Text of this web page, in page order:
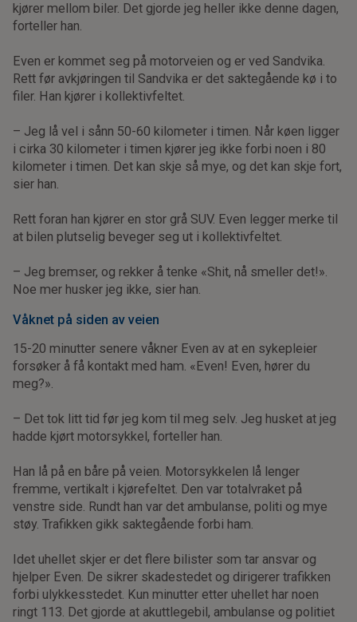
kjører mellom biler. Det gjorde jeg heller ikke denne dagen,
forteller han.
Even er kommet seg på motorveien og er ved Sandvika.
Rett før avkjøringen til Sandvika er det saktegående kø i to
filer. Han kjører i kollektivfeltet.
– Jeg lå vel i sånn 50-60 kilometer i timen. Når køen ligger
i cirka 30 kilometer i timen kjører jeg ikke forbi noen i 80
kilometer i timen. Det kan skje så mye, og det kan skje fort,
sier han.
Rett foran han kjører en stor grå SUV. Even legger merke til
at bilen plutselig beveger seg ut i kollektivfeltet.
– Jeg bremser, og rekker å tenke «Shit, nå smeller det!».
Noe mer husker jeg ikke, sier han.
Våknet på siden av veien
15-20 minutter senere våkner Even av at en sykepleier
forsøker å få kontakt med ham. «Even! Even, hører du
meg?».
– Det tok litt tid før jeg kom til meg selv. Jeg husket at jeg
hadde kjørt motorsykkel, forteller han.
Han lå på en båre på veien. Motorsykkelen lå lenger
fremme, vertikalt i kjørefeltet. Den var totalvraket på
venstre side. Rundt han var det ambulanse, politi og mye
støy. Trafikken gikk saktegående forbi ham.
Idet uhellet skjer er det flere bilister som tar ansvar og
hjelper Even. De sikrer skadestedet og dirigerer trafikken
forbi ulykkesstedet. Kun minutter etter uhellet har noen
ringt 113. Det gjorde at akuttlegebil, ambulanse og politiet